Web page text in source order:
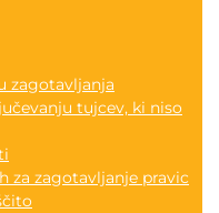
zagotavljanja
tujcev, ki niso
za zagotavljanje pravic